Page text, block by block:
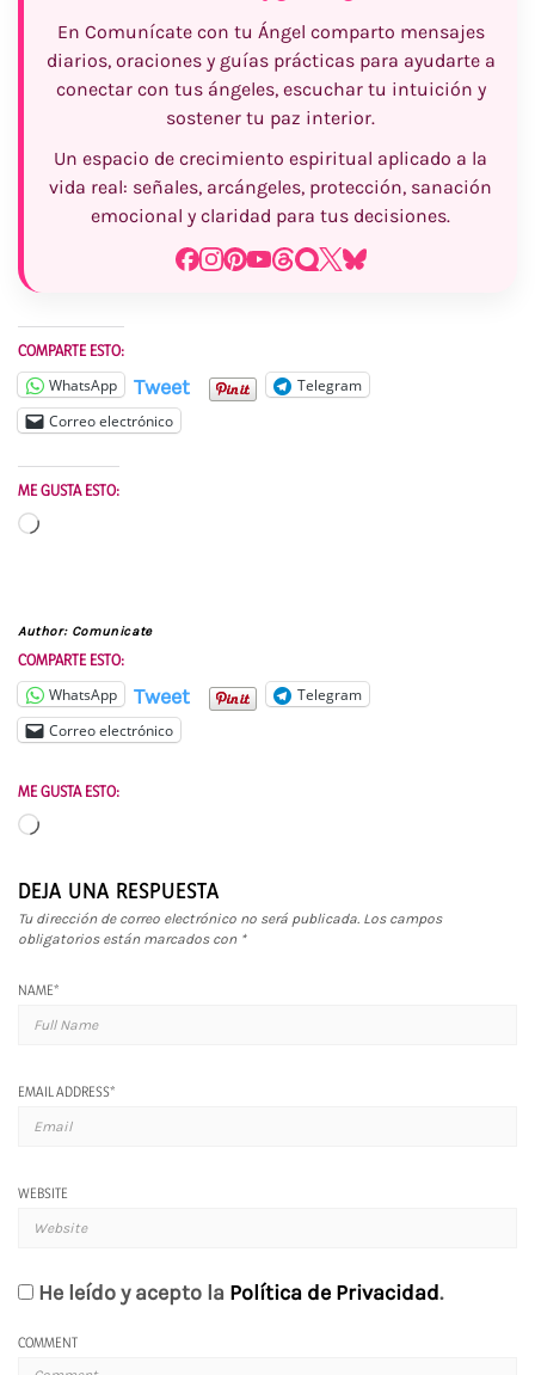
En Comunícate con tu Ángel comparto mensajes
diarios, oraciones y guías prácticas para ayudarte a
conectar con tus ángeles, escuchar tu intuición y
sostener tu paz interior.
Un espacio de crecimiento espiritual aplicado a la
vida real: señales, arcángeles, protección, sanación
emocional y claridad para tus decisiones.
COMPARTE ESTO:
WhatsApp Tweet
Telegram
Correo electrónico
ME GUSTA ESTO:
Cargando...
Author: Comunicate
COMPARTE ESTO:
WhatsApp Tweet
Telegram
Correo electrónico
ME GUSTA ESTO:
Cargando...
DEJA UNA RESPUESTA
Tu dirección de correo electrónico no será publicada. Los campos
obligatorios están marcados con *
NAME*
EMAIL ADDRESS*
WEBSITE
He leído y acepto la Política de Privacidad.
COMMENT